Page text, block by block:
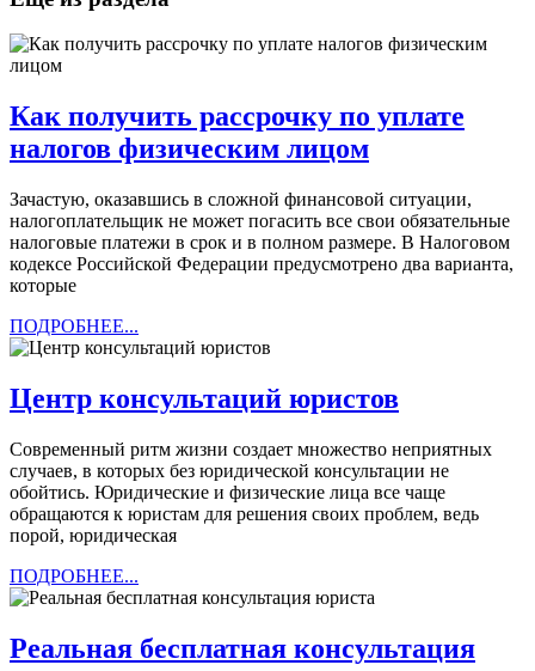
Как получить рассрочку по уплате
налогов физическим лицомКак
рассрочку
по
уплате
Зачастую, оказавшись в сложной финансовой ситуации,
налогоплательщик не может погасить все свои обязательные
налоговые платежи в срок и в полном размере. В Налоговом
кодексе Российской Федерации предусмотрено два варианта,
которые
ПОДРОБНЕЕ...
Центр консультаций юристовЦентр
юристов
Современный ритм жизни создает множество неприятных
случаев, в которых без юридической консультации не
обойтись. Юридические и физические лица все чаще
обращаются к юристам для решения своих проблем, ведь
порой, юридическая
ПОДРОБНЕЕ...
Реальная бесплатная консультация